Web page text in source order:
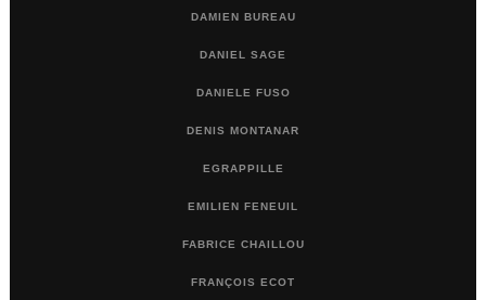
DAMIEN BUREAU
DANIEL SAGE
DANIELE FUSO
DENIS MONTANAR
EGRAPPILLE
EMILIEN FENEUIL
FABRICE CHAILLOU
FRANÇOIS ECOT